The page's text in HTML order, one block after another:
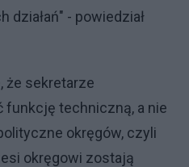
działań" - powiedział
że sekretarze
funkcję techniczną, a nie
okręgów, czyli
okręgowi zostają